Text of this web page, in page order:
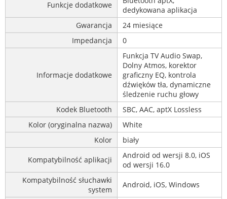
Funkcje dodatkowe
dedykowana aplikacja
Gwarancja
24 miesiące
Impedancja
0
Informacje dodatkowe
Funkcja TV Audio Swap,
Dolny Atmos, korektor
graficzny EQ, kontrola
dźwięków tła, dynamiczne
śledzenie ruchu głowy
Kodek Bluetooth
SBC, AAC, aptX Lossless
Kolor (oryginalna nazwa)
White
Kolor
biały
Kompatybilność aplikacji
Android od wersji 8.0, iOS
od wersji 16.0
Kompatybilność słuchawki
system
Android, iOS, Windows